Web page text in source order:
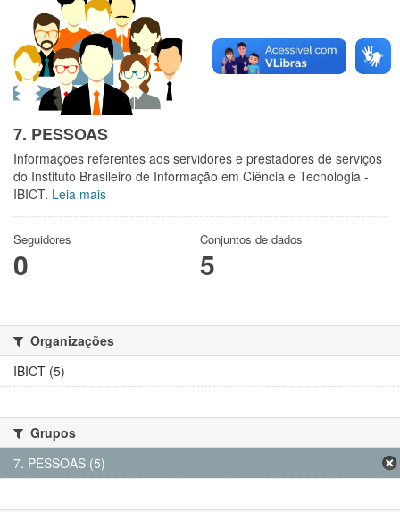
7. PESSOAS
Informações referentes aos servidores e prestadores de serviços
do Instituto Brasileiro de Informação em Ciência e Tecnologia -
IBICT. Leia mais
Seguidores
0
Conjuntos de dados
5
Organizações
IBICT (5)
Grupos
7. PESSOAS (5)